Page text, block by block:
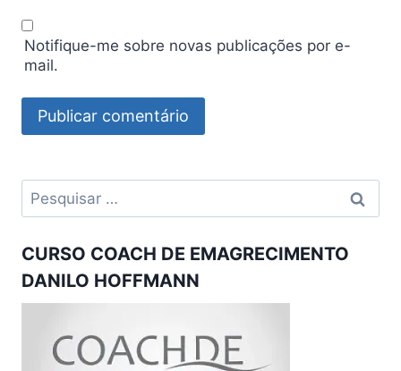
Notifique-me sobre novas publicações por e-
mail.
Pesquisar
por:
CURSO COACH DE EMAGRECIMENTO
DANILO HOFFMANN